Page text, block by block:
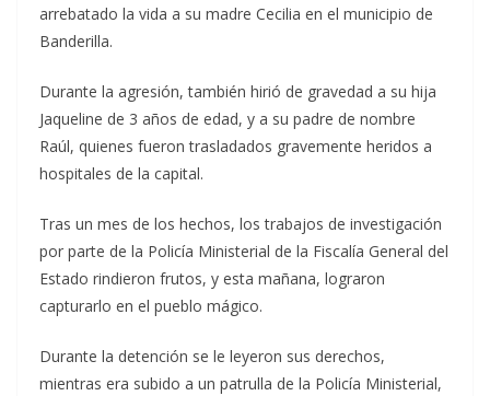
arrebatado la vida a su madre Cecilia en el municipio de
Banderilla.
Durante la agresión, también hirió de gravedad a su hija
Jaqueline de 3 años de edad, y a su padre de nombre
Raúl, quienes fueron trasladados gravemente heridos a
hospitales de la capital.
Tras un mes de los hechos, los trabajos de investigación
por parte de la Policía Ministerial de la Fiscalía General del
Estado rindieron frutos, y esta mañana, lograron
capturarlo en el pueblo mágico.
Durante la detención se le leyeron sus derechos,
mientras era subido a un patrulla de la Policía Ministerial,